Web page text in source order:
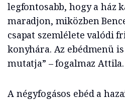
legfontosabb, hogy a ház
maradjon, miközben
csapat szemlélete valódi
konyhára. Az ebédmenü
mutatja” – fogalmaz Attila.
A négyfogásos ebéd a